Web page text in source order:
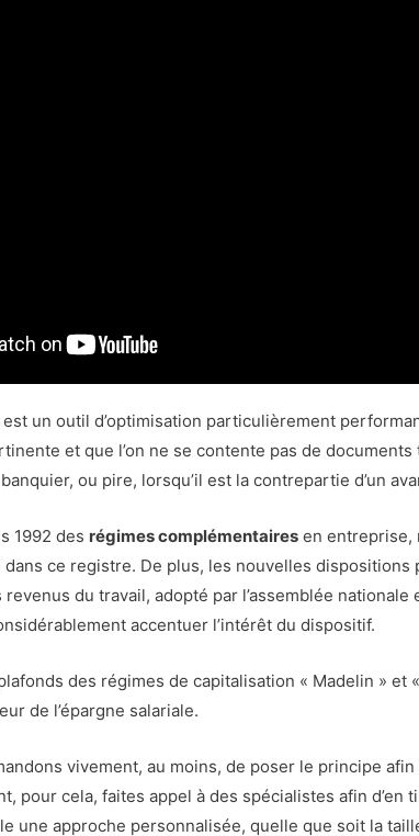
est un outil d’optimisation particulièrement
et que l’on ne se contente pas de documents
ou pire, lorsqu’il est la contrepartie d’un
1992 des régimes complémentaires en entreprise,
ce registre. De plus, les nouvelles dispositions
du travail, adopté par l’assemblée nationale
accentuer l’intérêt du dispositif.
des régimes de capitalisation « Madelin » et
de l’épargne salariale.
vivement, au moins, de poser le principe
pour cela, faites appel à des spécialistes afin d’en
une approche personnalisée, quelle que soit la